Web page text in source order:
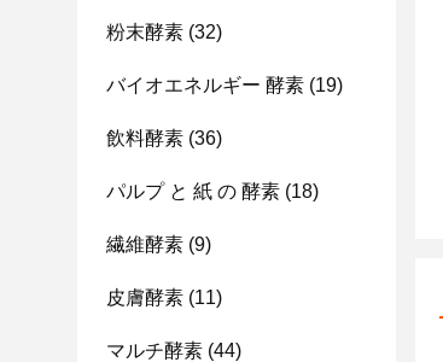
粉末酵素 (32)
バイオエネルギー 酵素 (19)
飲料酵素 (36)
パルプ と 紙 の 酵素 (18)
繊維酵素 (9)
皮膚酵素 (11)
マルチ酵素 (44)